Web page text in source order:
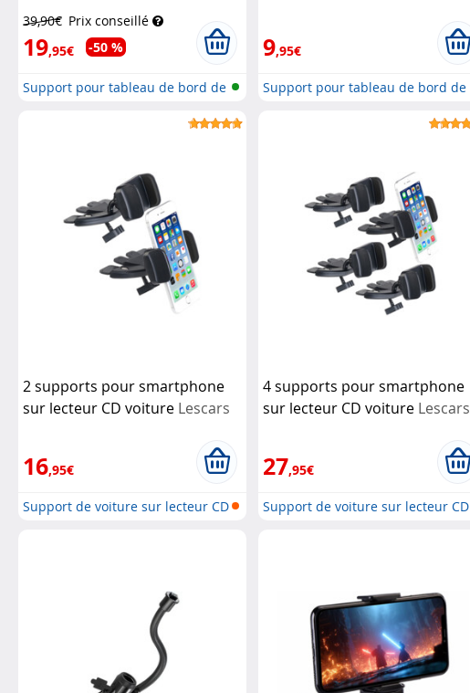
39,90€ Prix conseillé
19,95€ -50 %
Support pour tableau de bord de
9,95€
Support pour tableau de bord de
2 supports pour smartphone
sur lecteur CD voiture Lescars
16,95€
Support de voiture sur lecteur CD
4 supports pour smartphone
sur lecteur CD voiture Lescars
27,95€
Support de voiture sur lecteur CD